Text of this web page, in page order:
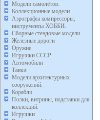
Модели самолётов.
Коллекционные модели
Аэрографы компрессоры,
инструменты ХОББИ.
Сборные стендовые модели.
Железные дороги
Оружие
Игрушки СССР
Автомобили
Танки
Модели архитектурных
сооружений.
Корабли
Полки, витрины, подставки для
коллекций.
Игрушки